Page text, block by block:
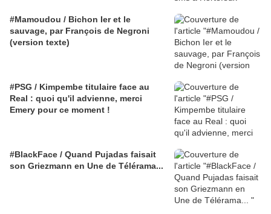
#Mamoudou / Bichon Ier et le
sauvage, par François de Negroni
(version texte)
#PSG / Kimpembe titulaire face au
Real : quoi qu'il advienne, merci
Emery pour ce moment !
#BlackFace / Quand Pujadas faisait
son Griezmann en Une de Télérama...